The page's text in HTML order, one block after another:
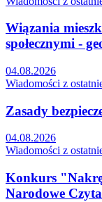
Wiązania
społecznymi -
04.08.2026
Wiadomości z
Zasady
04.08.2026
Wiadomości z
Konkurs
Narodowe